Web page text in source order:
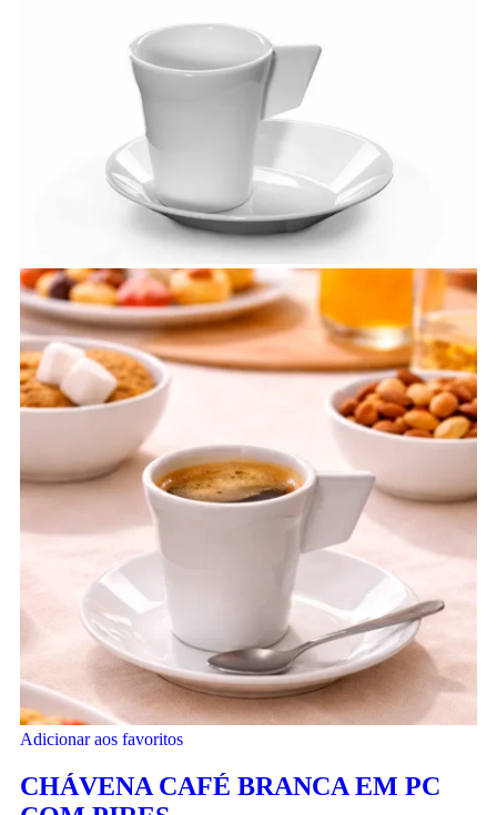
Adicionar aos favoritos
CHÁVENA CAFÉ BRANCA EM PC